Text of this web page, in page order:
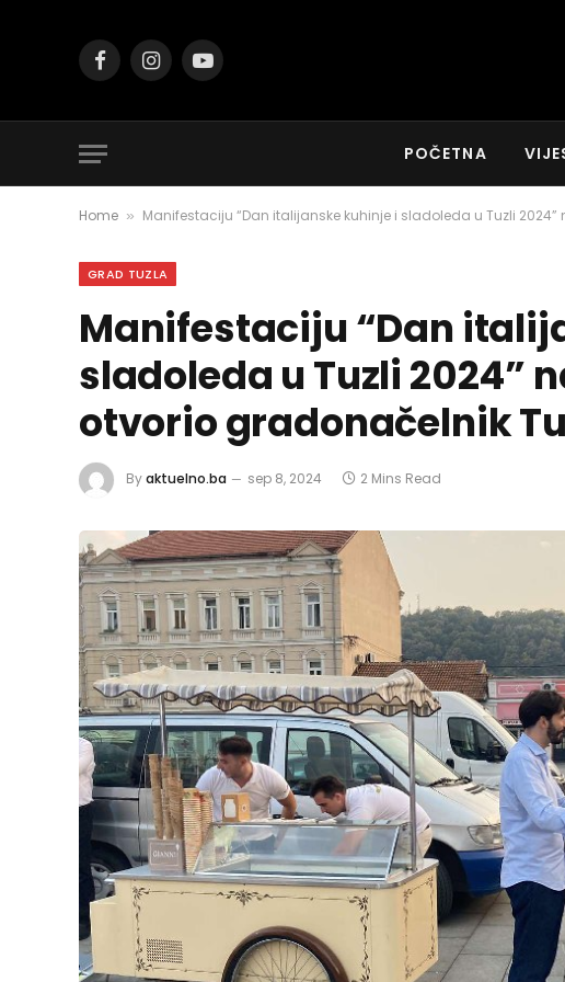
FacebookInstagramYouTube
POČETNA
Home » Manifestaciju “Dan italijanske kuhinje i sladoleda u Tuzli
GRAD TUZLA
Manifestaciju “Dan
sladoleda u Tuzli 2024”
otvorio gradonačelnik
Byaktuelno.ba sep 8, 2024 2 Mins Read